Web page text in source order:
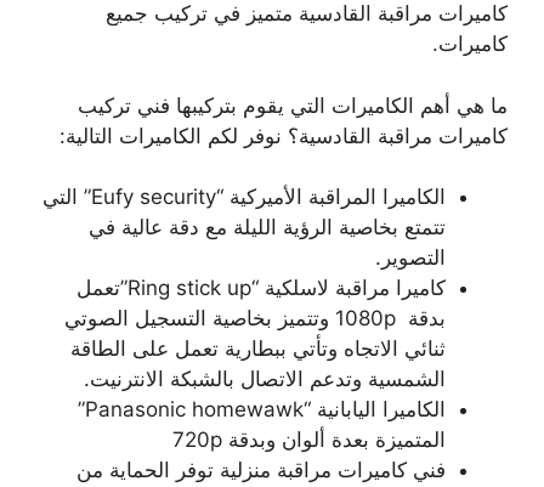
كاميرات مراقبة القادسية متميز في تركيب جميع
كاميرات.
ما هي أهم الكاميرات التي يقوم بتركيبها فني تركيب
كاميرات مراقبة القادسية؟ نوفر لكم الكاميرات التالية:
الكاميرا المراقبة الأميركية “Eufy security” التي
تتمتع بخاصية الرؤية الليلة مع دقة عالية في
التصوير.
كاميرا مراقبة لاسلكية “Ring stick up”تعمل
بدقة 1080p وتتميز بخاصية التسجيل الصوتي
ثنائي الاتجاه وتأتي ببطارية تعمل على الطاقة
الشمسية وتدعم الاتصال بالشبكة الانترنيت.
الكاميرا اليابانية “Panasonic homewawk”
المتميزة بعدة ألوان وبدقة 720p
فني كاميرات مراقبة منزلية توفر الحماية من